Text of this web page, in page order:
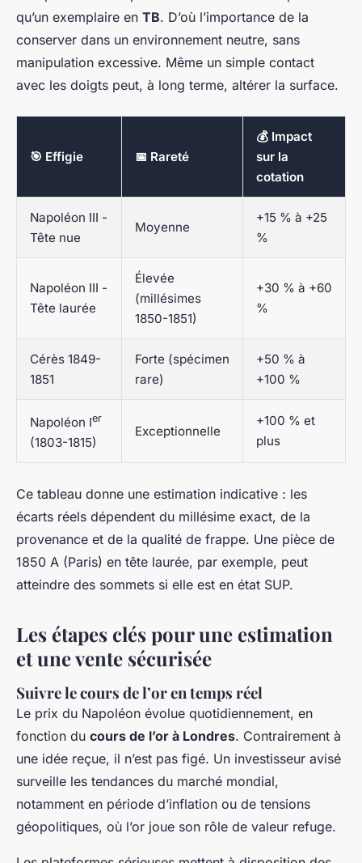
qu’un exemplaire en TB. D’où l’importance de la
conserver dans un environnement neutre, sans
manipulation excessive. Même un simple contact
avec les doigts peut, à long terme, altérer la surface.
🎯 Effigie 📅 Rareté
💰 Impact
sur la
cotation
Napoléon III -
Tête nue
Moyenne
+15 % à +25
%
Napoléon III -
Tête laurée
Élevée
(millésimes
1850-1851)
+30 % à +60
%
Cérès 1849-
1851
Forte (spécimen
rare)
+50 % à
+100 %
Napoléon Ier
(1803-1815)
Exceptionnelle
+100 % et
plus
Ce tableau donne une estimation indicative : les
écarts réels dépendent du millésime exact, de la
provenance et de la qualité de frappe. Une pièce de
1850 A (Paris) en tête laurée, par exemple, peut
atteindre des sommets si elle est en état SUP.
Les étapes clés pour une estimation
et une vente sécurisée
Suivre le cours de l’or en temps réel
Le prix du Napoléon évolue quotidiennement, en
fonction du cours de l’or à Londres. Contrairement à
une idée reçue, il n’est pas figé. Un investisseur avisé
surveille les tendances du marché mondial,
notamment en période d’inflation ou de tensions
géopolitiques, où l’or joue son rôle de valeur refuge.